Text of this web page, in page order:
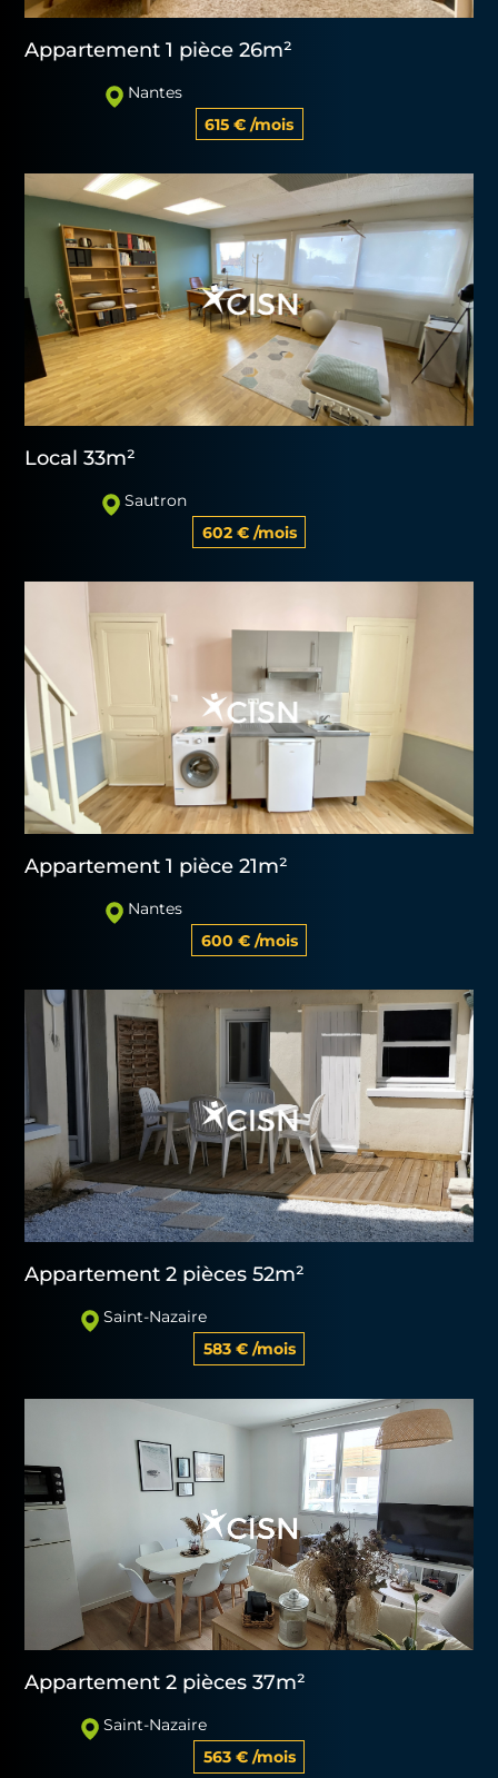
Appartement 1 pièce 26m²
Nantes
615 € /mois
Local 33m²
Sautron
602 € /mois
Appartement 1 pièce 21m²
Nantes
600 € /mois
Appartement 2 pièces 52m²
Saint-Nazaire
583 € /mois
Appartement 2 pièces 37m²
Saint-Nazaire
563 € /mois